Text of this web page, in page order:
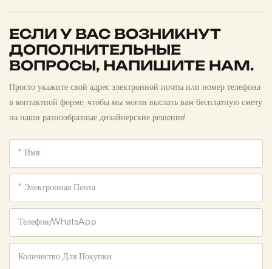
ЕСЛИ У ВАС ВОЗНИКНУТ
ДОПОЛНИТЕЛЬНЫЕ
ВОПРОСЫ, НАПИШИТЕ НАМ.
Просто укажите свой адрес электронной почты или номер телефона
в контактной форме, чтобы мы могли выслать вам бесплатную смету
на наши разнообразные дизайнерские решения!
Имя
Электронная Почта
Телефон/WhatsApp
Количество Для Покупки